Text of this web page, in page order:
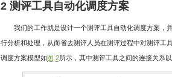
2 测评工具自动化调度方案
我们的工作就是设计一个测评工具自动化调度方案，
行分析和处理，从而省去测评人员在测评过程中对测评工
调度方案模型如 图 2所示，其中测评工具之间的连接关系